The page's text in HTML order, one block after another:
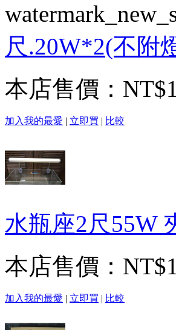
尺.20W*2(不附
本店售價：
加入我的最愛 | 立即買 | 比較
水瓶座2尺55W
本店售價：
加入我的最愛 | 立即買 | 比較